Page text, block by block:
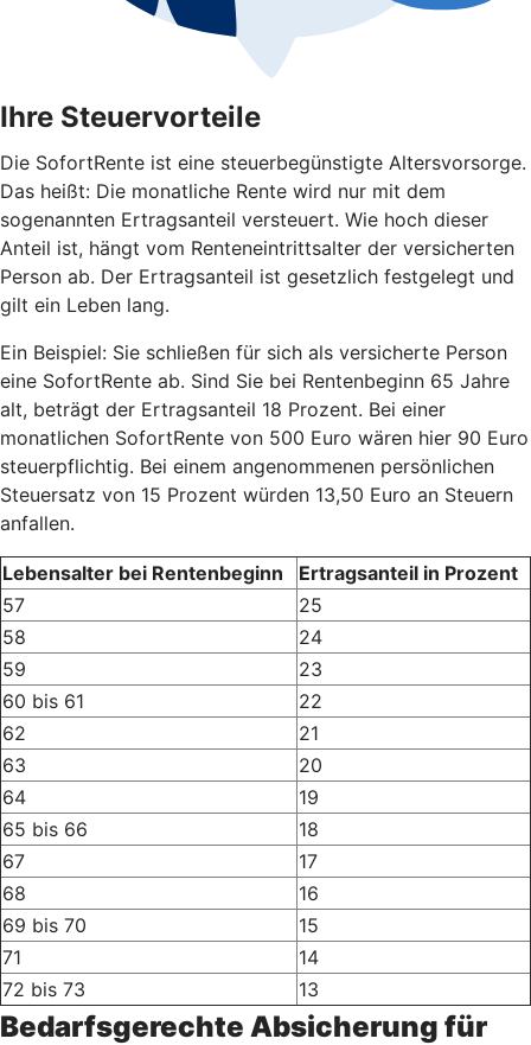
Ihre Steuervorteile
Die SofortRente ist eine steuerbegünstigte Altersvorsorge.
Das heißt: Die monatliche Rente wird nur mit dem
sogenannten Ertragsanteil versteuert. Wie hoch dieser
Anteil ist, hängt vom Renteneintrittsalter der versicherten
Person ab. Der Ertragsanteil ist gesetzlich festgelegt und
gilt ein Leben lang.
Ein Beispiel: Sie schließen für sich als versicherte Person
eine SofortRente ab. Sind Sie bei Rentenbeginn 65 Jahre
alt, beträgt der Ertragsanteil 18 Prozent. Bei einer
monatlichen SofortRente von 500 Euro wären hier 90 Euro
steuerpflichtig. Bei einem angenommenen persönlichen
Steuersatz von 15 Prozent würden 13,50 Euro an Steuern
anfallen.
Lebensalter bei Rentenbeginn
Ertragsanteil in Prozent
57
25
58
24
59
23
60 bis 61
22
62
21
63
20
64
19
65 bis 66
18
67
17
68
16
69 bis 70
15
71
14
72 bis 73
13
Bedarfsgerechte Absicherung für